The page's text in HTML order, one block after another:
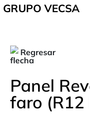
GRUPO VECSA
Regresar
Panel
faro (R12